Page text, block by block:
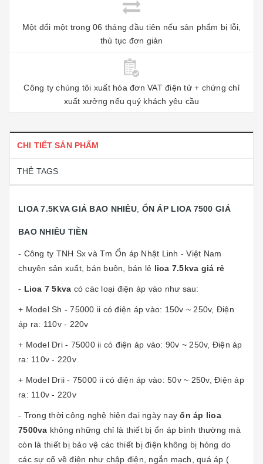
Một đổi một trong 06 tháng đầu tiên nếu sản phẩm bị lỗi,
thủ tục đơn giản
Công ty chúng tôi xuất hóa đơn VAT điện tử + chứng chỉ
xuất xưởng nếu quý khách yêu cầu
CHI TIẾT SẢN PHẨM
THẺ TAGS
LIOA 7.5KVA GIÁ BAO NHIÊU ỔN ÁP LIOA 7500 GIÁ
BAO NHIÊU TIỀN
- Công ty TNH Sx và Tm Ổn áp Nhật Linh - Việt Nam
chuyên sản xuất, bán buôn, bán lẻ lioa 7.5kva giá rẻ
- Lioa 7 5kva có các loại điện áp vào như sau:
+ Model Sh - 75000 ii có điện áp vào: 150v ~ 250v, Điện
áp ra: 110v - 220v
+ Model Dri - 75000 ii có điện áp vào: 90v ~ 250v, Điện áp
ra: 110v - 220v
+ Model Drii - 75000 ii có điện áp vào: 50v ~ 250v, Điện áp
ra: 110v - 220v
- Trong thời công nghệ hiện đại ngày nayổn áp lioa
7500va không những chỉ là thiết bị ổn áp bình thường mà
còn là thiết bị bảo vệ các thiết bị điện không bị hỏng do
các sự cố về điện như chập điện, ngắn mạch, quá áp (